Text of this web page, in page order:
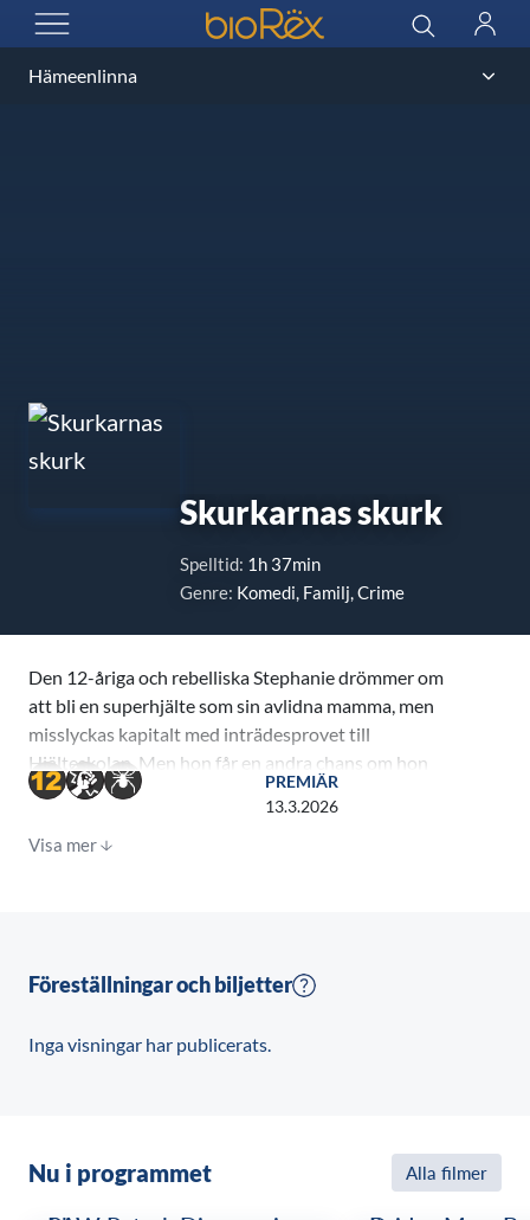
ÖPPNA MENYN
BioRex Cinemas Sök
Logga
Skurkarnas skurk
Spelltid: 1h 37min
Genre: Komedi, Familj, Crime
Den 12-åriga och rebelliska Stephanie drömmer om
att bli en superhjälte som sin avlidna mamma, men
misslyckas kapitalt med inträdesprovet till
Hjälteskolan. Men hon får en andra chans om hon
infiltrerar Skurkskolan och lyckas återta en kraftfull
artefakt som stulits. På Skurkskolan testas hennes
lojalitet, samtidigt som hennes jakt leder henne till
PREMIÄR
13.3.2026
Visa mer
Föreställningar och biljetter
Inga visningar har publicerats.
Nu i programmet Alla filmer